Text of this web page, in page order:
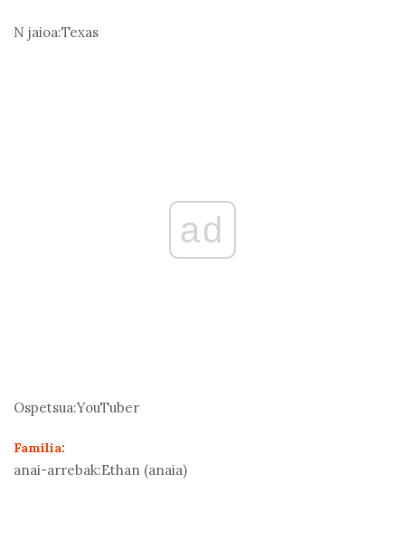
N jaioa:Texas
ad
Ospetsua:YouTuber
Familia:
anai-arrebak:Ethan (anaia)